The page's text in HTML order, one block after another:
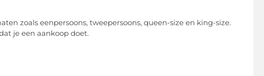
zoals eenpersoons, tweepersoons, queen-size en king-size.
je een aankoop doet.